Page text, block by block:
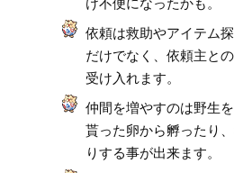
依頼は救助やアイテム
だけでなく、依頼主と
受け入れます。
仲間を増やすのは野生
貰った卵から孵ったり
りする事が出来ます。